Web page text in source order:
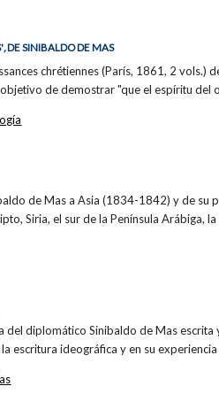
DE SINIBALDO DE MAS
chrétiennes (París, 1861, 2 vols.)
objetivo de demostrar "que el espíritu
de Mas a Asia (1834-1842) y de su
Siria, el sur de la Península Arábiga,
del diplomático Sinibaldo de Mas
escritura ideográfica y en su